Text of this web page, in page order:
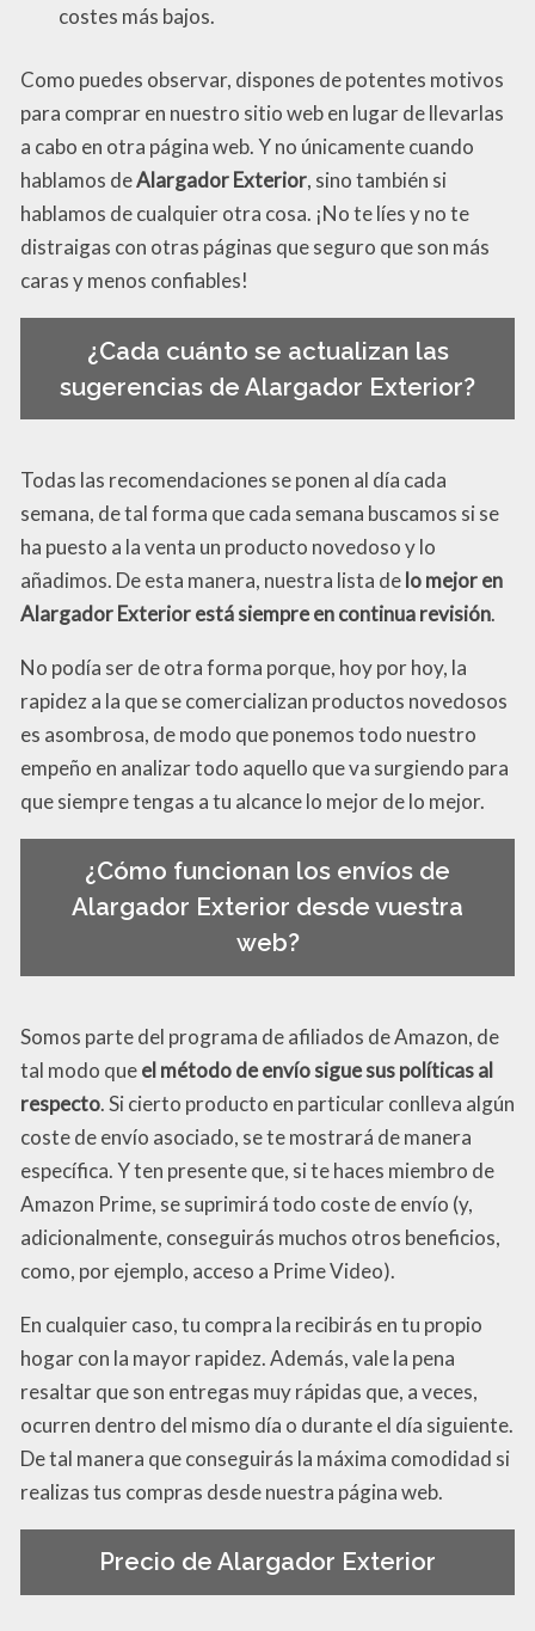
costes más bajos.
Como puedes observar, dispones de potentes motivos
para comprar en nuestro sitio web en lugar de llevarlas
a cabo en otra página web. Y no únicamente cuando
hablamos deAlargador Exterior, sino también si
hablamos de cualquier otra cosa. ¡No te líes y no te
distraigas con otras páginas que seguro que son más
caras y menos confiables!
¿Cada cuánto se actualizan las
sugerencias de Alargador Exterior?
Todas las recomendaciones se ponen al día cada
semana, de tal forma que cada semana buscamos si se
ha puesto a la venta un producto novedoso y lo
añadimos. De esta manera, nuestra lista delo mejor en
Alargador Exterior está siempre en continua revisión.
No podía ser de otra forma porque, hoy por hoy, la
rapidez a la que se comercializan productos novedosos
es asombrosa, de modo que ponemos todo nuestro
empeño en analizar todo aquello que va surgiendo para
que siempre tengas a tu alcance lo mejor de lo mejor.
¿Cómo funcionan los envíos de
Alargador Exterior desde vuestra
web?
Somos parte del programa de afiliados de Amazon, de
tal modo queel método de envío sigue sus políticas al
respecto. Si cierto producto en particular conlleva algún
coste de envío asociado, se te mostrará de manera
específica. Y ten presente que, si te haces miembro de
Amazon Prime, se suprimirá todo coste de envío (y,
adicionalmente, conseguirás muchos otros beneficios,
como, por ejemplo, acceso a Prime Video).
En cualquier caso, tu compra la recibirás en tu propio
hogar con la mayor rapidez. Además, vale la pena
resaltar que son entregas muy rápidas que, a veces,
ocurren dentro del mismo día o durante el día siguiente.
De tal manera que conseguirás la máxima comodidad si
realizas tus compras desde nuestra página web.
Precio de Alargador Exterior